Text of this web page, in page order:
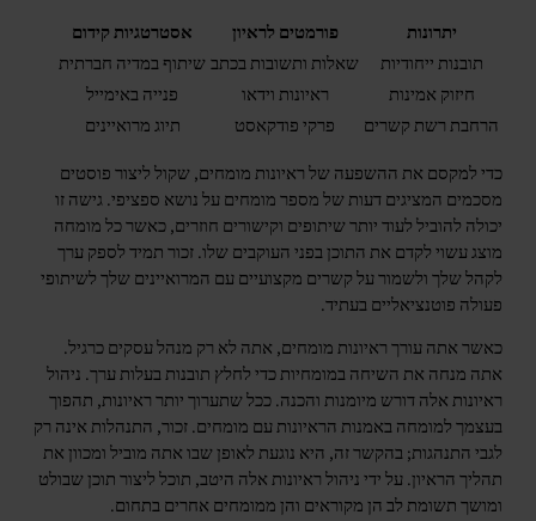
יתרונות
פורמטים לראיון
אסטרטגיות קידום
תובנות ייחודיות
שאלות ותשובות בכתב שיתוף במדיה חברתית
חיזוק אמינות
ראיונות וידאו
פנייה באימייל
הרחבת רשת קשרים
פרקי פודקאסט
תיוג מרואיינים
כדי למקסם את ההשפעה של ראיונות מומחים, שקול ליצור פוסטים
מסכמים המציגים דעות של מספר מומחים על נושא ספציפי. גישה זו
יכולה להוביל לעוד יותר שיתופים וקישורים חוזרים, כאשר כל מומחה
מוצג עשוי לקדם את התוכן בפני העוקבים שלו. זכור תמיד לספק ערך
לקהל שלך ולשמור על קשרים מקצועיים עם המרואיינים שלך לשיתופי
פעולה פוטנציאליים בעתיד.
כאשר אתה עורך ראיונות מומחים, אתה לא רק מנהל עסקים כרגיל.
אתה מנחה את השיחה במומחיות כדי לחלץ תובנות בעלות ערך. ניהול
ראיונות אלה דורש מיומנות והכנה. ככל שתערוך יותר ראיונות, תהפוך
בעצמך למומחה באמנות הראיונות עם מומחים. זכור, התנהלות אינה רק
לגבי התנהגות; בהקשר זה, היא נוגעת לאופן שבו אתה מוביל ומכוון את
תהליך הראיון. על ידי ניהול ראיונות אלה היטב, תוכל ליצור תוכן שבולט
ומושך תשומת לב הן מקוראים והן ממומחים אחרים בתחום.